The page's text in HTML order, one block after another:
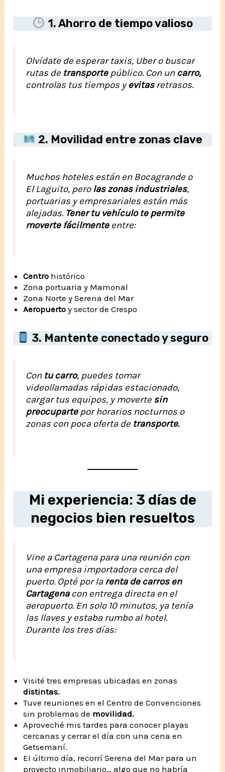
1. Ahorro de tiempo valioso
Olvídate de esperar taxis, Uber o buscar
rutas de transporte público. Con uncarro,
controlas tus tiempos yevitasretrasos.
2. Movilidad entre zonas clave
Muchos hoteles están en Bocagrande o
El Laguito, perolas zonas industriales,
portuarias y empresariales están más
alejadas. Tener tu vehículo te permite
moverte fácilmenteentre:
Centro histórico
Zona portuaria y Mamonal
Zona Norte y Serena del Mar
Aeropuertoy sector de Crespo
3. Mantente conectado y seguro
Con tu carro, puedes tomar
videollamadas rápidas estacionado,
cargar tus equipos, y moverte sin
preocupartepor horarios nocturnos o
zonas con poca oferta de transporte.
Mi experiencia: 3 días de
negocios bien resueltos
Vine a Cartagena para una reunión con
una empresa importadora cerca del
puerto. Opté por larenta de carros en
Cartagenacon entrega directa en el
aeropuerto. En solo 10 minutos, ya tenía
las llaves y estaba rumbo al hotel.
Durante los tres días:
Visité tres empresas ubicadas en zonas
distintas.
Tuve reuniones en el Centro de Convenciones
sin problemas de movilidad.
Aproveché mis tardes para conocer playas
cercanas y cerrar el día con una cena en
Getsemaní.
El último día, recorrí Serena del Mar para un
proyecto inmobiliario… algo que no habría